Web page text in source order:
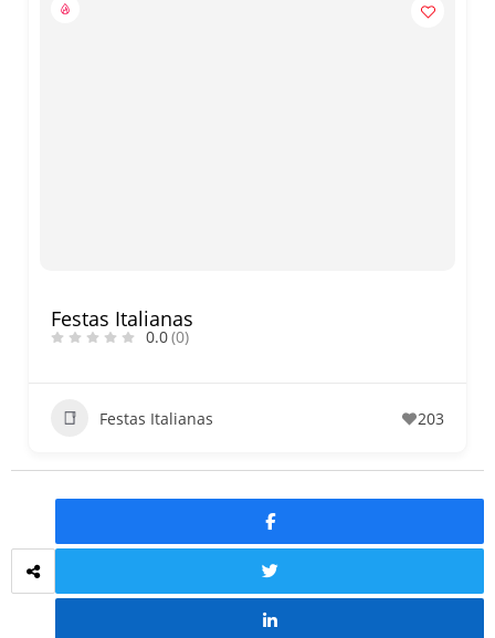
Festas Italianas
0.0(0)
Festas Italianas 203